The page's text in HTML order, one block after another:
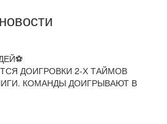
ДОИГРОВКИ 2-Х ТАЙМОВ
КОМАНДЫ ДОИГРЫВАЮТ В